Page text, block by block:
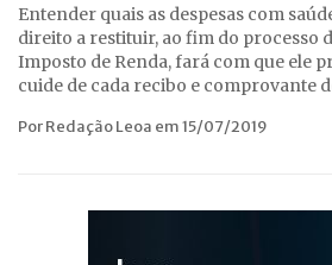
Entender quais as despesas com
direito a restituir, ao fim do processo
Imposto de Renda, fará com que ele
cuide de cada recibo e comprovante
Por Redação Leoa em 15/07/2019